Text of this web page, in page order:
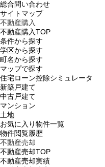
総合問い合わせ
サイトマップ
不動産購入
不動産購入TOP
条件から探す
学区から探す
町名から探す
マップで探す
住宅ローン控除シミュレータ
新築戸建て
中古戸建て
マンション
土地
お気に入り物件一覧
物件閲覧履歴
不動産売却
不動産売却TOP
不動産売却実績